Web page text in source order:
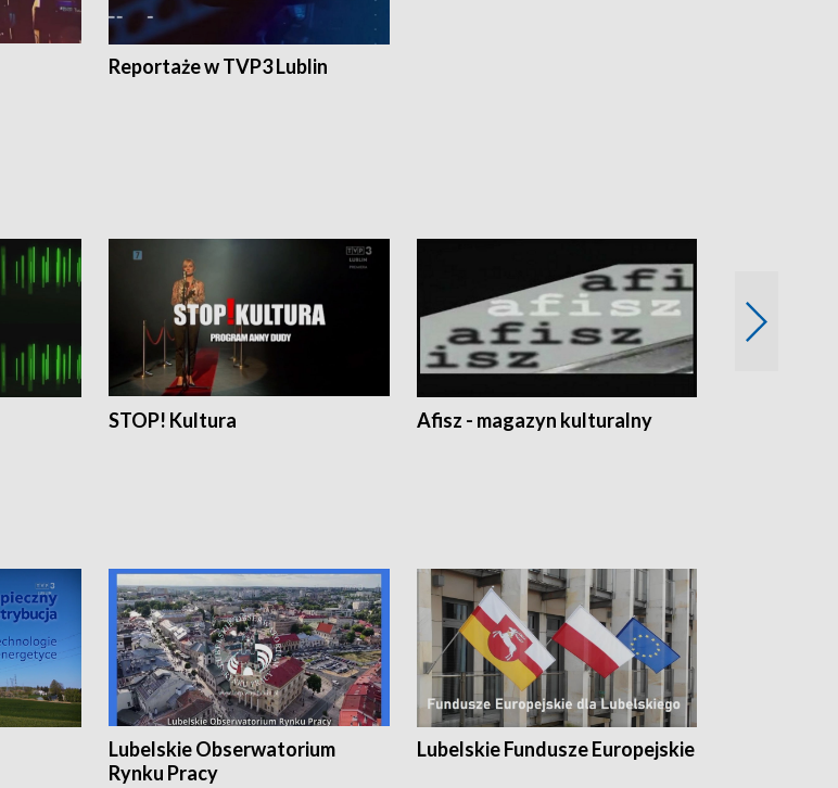
Reportaże w TVP3 Lublin
STOP! Kultura Afisz - magazyn kulturalny
Lubelskie Obserwatorium
Rynku Pracy
Lubelskie Fundusze Europejskie